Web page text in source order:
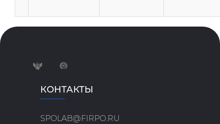
КОНТАКТЫ
SPOLAB@FIRPO.RU